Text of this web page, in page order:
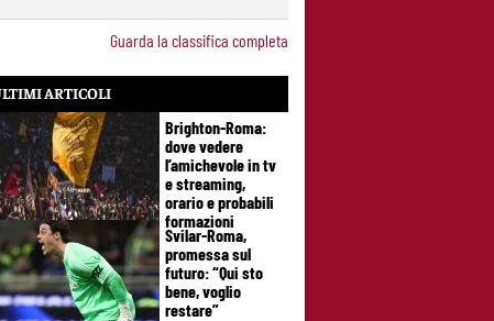
Guarda la classifica completa
ARTICOLI
Brighton-Roma:
dove vedere
l’amichevole in tv
e streaming,
orario e probabili
formazioni
Svilar-Roma,
promessa sul
futuro: “Qui sto
bene, voglio
restare”